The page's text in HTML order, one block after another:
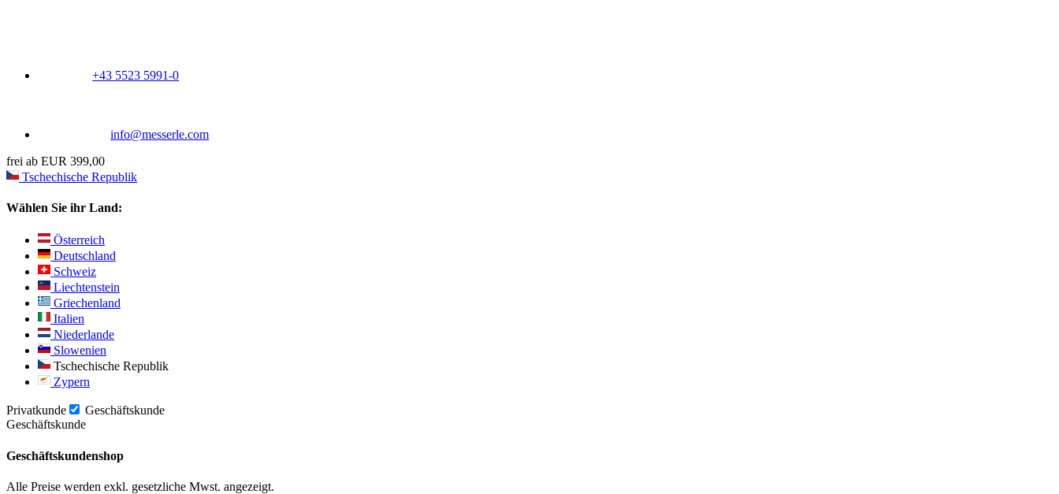
+43 5523 5991-0
info@messerle.com
frei ab EUR 399,00
Tschechische Republik
Wählen Sie ihr Land:
Österreich
Deutschland
Schweiz
Liechtenstein
Griechenland
Italien
Niederlande
Slowenien
Tschechische Republik
Zypern
Privatkunde
Geschäftskunde
Geschäftskunde
Geschäftskundenshop
Alle Preise werden exkl. gesetzliche Mwst. angezeigt.